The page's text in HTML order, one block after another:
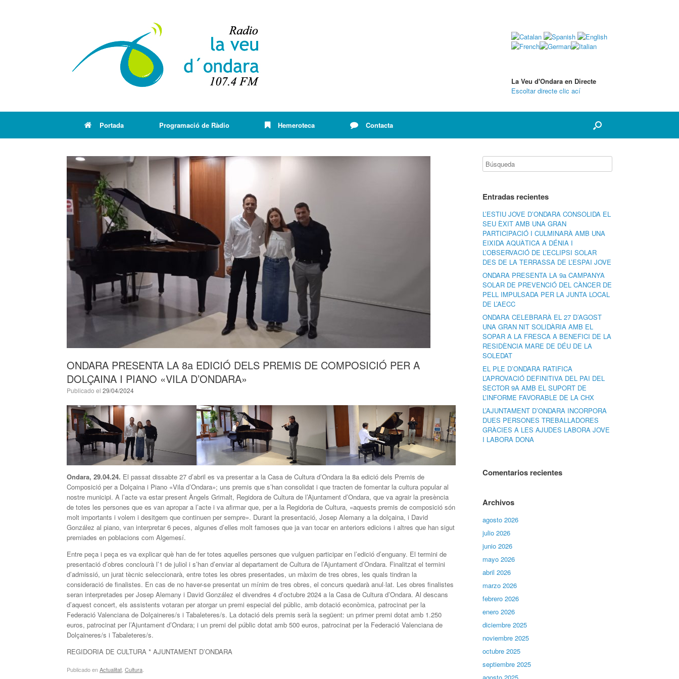
La Veu d'Ondara en Directe
Escoltar directe clic ací
Portada Programació de Ràdio Hemeroteca Contacta
ONDARA PRESENTA LA 8a EDICIÓ DELS PREMIS DE COMPOSICIÓ PER A
DOLÇAINA I PIANO «VILA D’ONDARA»
Publicado el 29/04/2024
Ondara, 29.04.24. El passat dissabte 27 d’abril es va presentar a la Casa de Cultura d’Ondara la 8a edició dels Premis de
Composició per a Dolçaina i Piano «Vila d’Ondara»; uns premis que s’han consolidat i que tracten de fomentar la cultura popular al
nostre municipi. A l’acte va estar present Àngels Grimalt, Regidora de Cultura de l’Ajuntament d’Ondara, que va agrair la presència
de totes les persones que es van apropar a l’acte i va afirmar que, per a la Regidoria de Cultura, «aquests premis de composició són
molt importants i volem i desitgem que continuen per sempre». Durant la presentació, Josep Alemany a la dolçaina, i David
González al piano, van interpretar 6 peces, algunes d’elles molt famoses que ja van tocar en anteriors edicions i altres que han sigut
premiades en poblacions com Algemesí.
Entre peça i peça es va explicar què han de fer totes aquelles persones que vulguen participar en l’edició d’enguany. El termini de
presentació d’obres conclourà l’1 de juliol i s’han d’enviar al departament de Cultura de l’Ajuntament d’Ondara. Finalitzat el termini
d’admissió, un jurat tècnic seleccionarà, entre totes les obres presentades, un màxim de tres obres, les quals tindran la
consideració de finalistes. En cas de no haver-se presentat un mínim de tres obres, el concurs quedarà anul·lat. Les obres finalistes
seran interpretades per Josep Alemany i David González el divendres 4 d’octubre 2024 a la Casa de Cultura d’Ondara. Al descans
d’aquest concert, els assistents votaran per atorgar un premi especial del públic, amb dotació econòmica, patrocinat per la
Federació Valenciana de Dolçaineres/s i Tabaleteres/s. La dotació dels premis serà la següent: un primer premi dotat amb 1.250
euros, patrocinat per l’Ajuntament d’Ondara; i un premi del públic dotat amb 500 euros, patrocinat per la Federació Valenciana de
Dolçaineres/s i Tabaleteres/s.
REGIDORIA DE CULTURA * AJUNTAMENT D’ONDARA
Publicado enActualitat Cultura
Entradas recientes
L’ESTIU JOVE D’ONDARA CONSOLIDA EL
SEU ÈXIT AMB UNA GRAN
PARTICIPACIÓ I CULMINARÀ AMB UNA
EIXIDA AQUÀTICA A DÉNIA I
L’OBSERVACIÓ DE L’ECLIPSI SOLAR
DES DE LA TERRASSA DE L’ESPAI JOVE
ONDARA PRESENTA LA 9a CAMPANYA
SOLAR DE PREVENCIÓ DEL CÀNCER DE
PELL IMPULSADA PER LA JUNTA LOCAL
DE L’AECC
ONDARA CELEBRARÀ EL 27 D’AGOST
UNA GRAN NIT SOLIDÀRIA AMB EL
SOPAR A LA FRESCA A BENEFICI DE LA
RESIDÈNCIA MARE DE DÉU DE LA
SOLEDAT
EL PLE D’ONDARA RATIFICA
L’APROVACIÓ DEFINITIVA DEL PAI DEL
SECTOR 9A AMB EL SUPORT DE
L’INFORME FAVORABLE DE LA CHX
L’AJUNTAMENT D’ONDARA INCORPORA
DUES PERSONES TREBALLADORES
GRÀCIES A LES AJUDES LABORA JOVE
I LABORA DONA
Comentarios recientes
Archivos
agosto 2026
julio 2026
junio 2026
mayo 2026
abril 2026
marzo 2026
febrero 2026
enero 2026
diciembre 2025
noviembre 2025
octubre 2025
septiembre 2025